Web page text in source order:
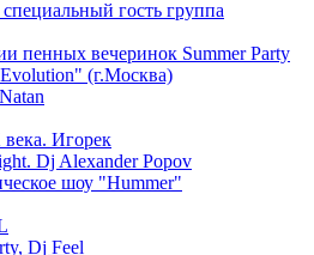
гость группа
пенных вечеринок Summer Party
(г.Москва)
Игорек
Dj Alexander Popov
шоу "Hummer"
Dj Feel